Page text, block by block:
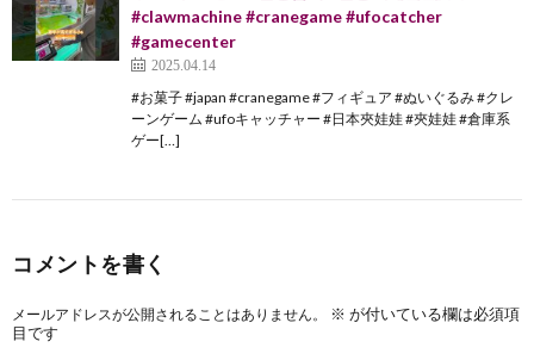
#clawmachine #cranegame #ufocatcher
#gamecenter
2025.04.14
#お菓子 #japan #cranegame #フィギュア #ぬいぐるみ #クレ
ーンゲーム #ufoキャッチャー #日本夾娃娃 #夾娃娃 #倉庫系
ゲー[…]
コメントを書く
メールアドレスが公開されることはありません。 ※ が付いている欄は必須項
目です